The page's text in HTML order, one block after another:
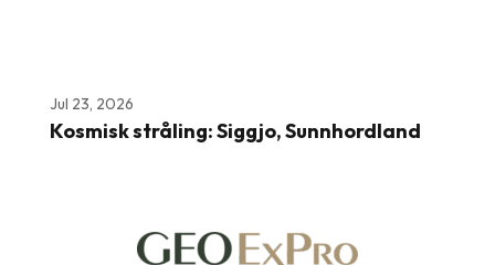
Jul 23, 2026
Kosmisk stråling: Siggjo, Sunnhordland